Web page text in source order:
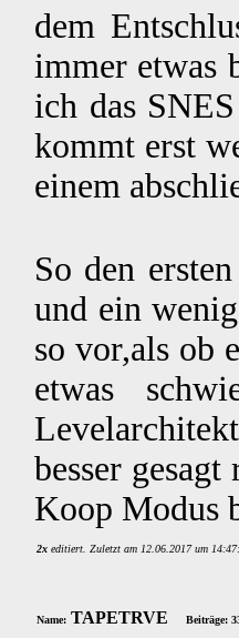
dem
immer etwas
ich das
kommt erst
einem
So den
und ein
so vor,als ob
etwas
besser
Koop Modus
2x editiert. Zuletzt am 12.06.2017 um
Name: TAPETRVE Beiträge: